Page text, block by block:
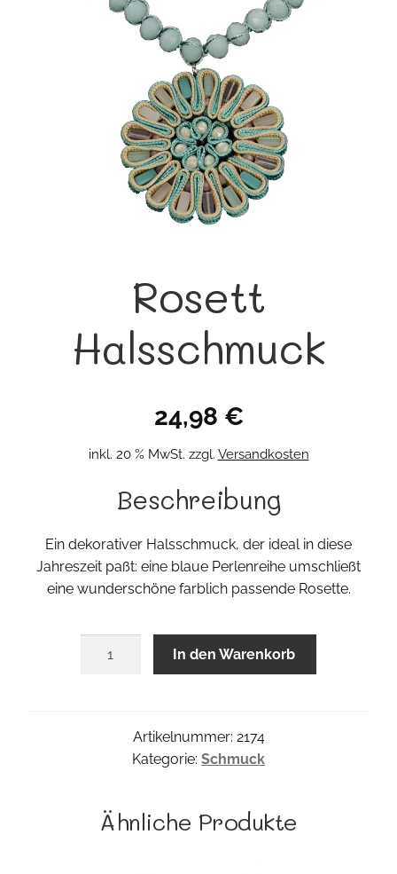
Rosett
Halsschmuck
24,98 €
inkl. 20 % MwSt. zzgl. Versandkosten
Beschreibung
Ein dekorativer Halsschmuck, der ideal in diese
Jahreszeit paßt: eine blaue Perlenreihe umschließt
eine wunderschöne farblich passende Rosette.
In den Warenkorb
Artikelnummer: 2174
Kategorie: Schmuck
Ähnliche Produkte